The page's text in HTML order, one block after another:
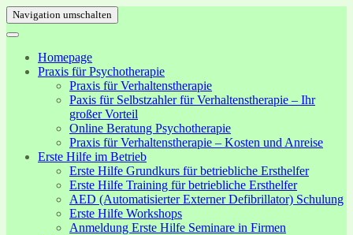
Navigation umschalten
Homepage
Praxis für Psychotherapie
Praxis für Verhaltenstherapie
Paxis für Selbstzahler für Verhaltenstherapie – Ihr
großer Vorteil
Online Beratung Psychotherapie
Praxis für Verhaltenstherapie – Kosten und Anreise
Erste Hilfe im Betrieb
Erste Hilfe Grundkurs für betriebliche Ersthelfer
Erste Hilfe Training für betriebliche Ersthelfer
AED (Automatisierter Externer Defibrillator) Schulung
Erste Hilfe Workshops
Anmeldung Erste Hilfe Seminare in Firmen